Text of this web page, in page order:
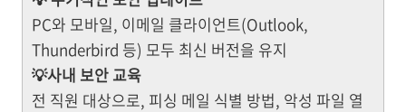
PC와 모바일, 이메일 클라이언트(Outlook,
Thunderbird 등) 모두 최신 버전을 유지
💡사내 보안 교육
전 직원 대상으로, 피싱 메일 식별 방법, 악성 파일 열